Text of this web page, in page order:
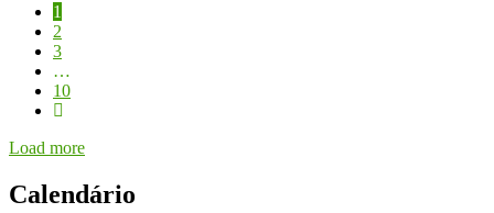
1
2
3
…
10
Load more
Calendário